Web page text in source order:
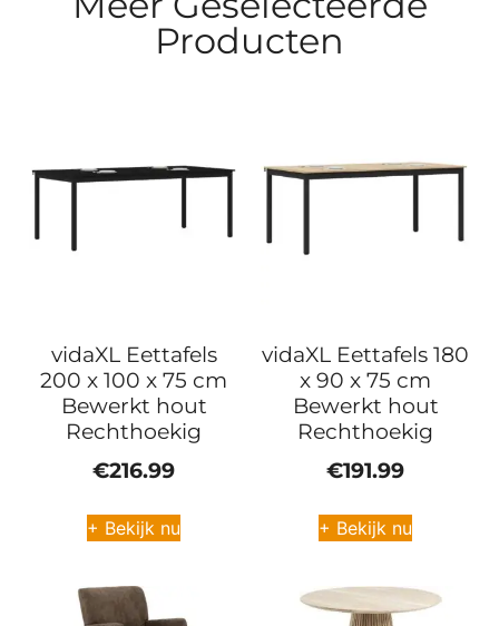
Producten
vidaXL Eettafels
200 x 100 x 75 cm
Bewerkt hout
Rechthoekig
€216.99
+ Bekijk nu
vidaXL Eettafels 180
x 90 x 75 cm
Bewerkt hout
Rechthoekig
€191.99
+ Bekijk nu